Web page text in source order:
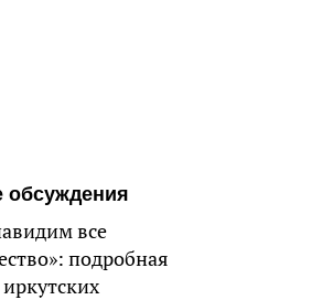
обсуждения
все
подробная